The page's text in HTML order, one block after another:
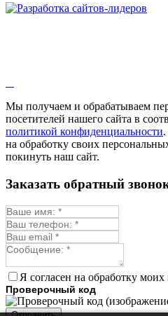
Мы получаем и обрабатываем
посетителей нашего сайта в
политикой конфиденциальности
на обработку своих
покинуть наш сайт.
Заказать обратный
Я согласен на обработку
Проверочный код